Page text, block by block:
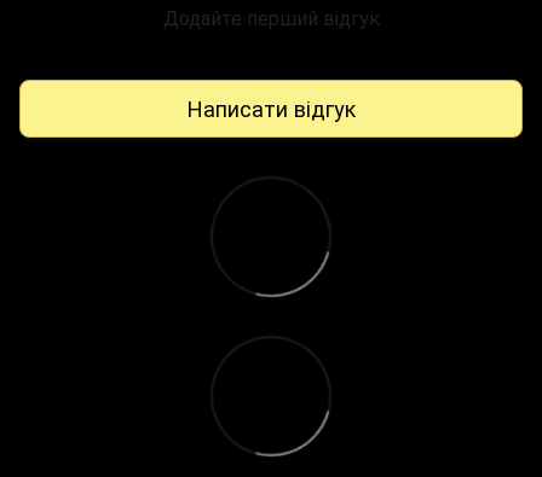
Додайте перший відгук
Написати відгук